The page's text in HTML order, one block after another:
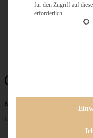
Osterhasen
Keine Beiträge gefunden
Unternehmen
für den Zugriff auf
erforderlich.